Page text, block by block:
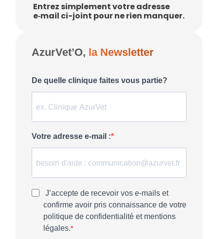
Entrez simplement votre adresse
e‑mail ci-joint pour ne rien manquer.
AzurVet’O, la Newsletter
De quelle clinique faites vous partie?
Votre adresse e-mail :
J’accepte de recevoir vos e-mails et
confirme avoir pris connaissance de votre
politique de confidentialité et mentions
légales.